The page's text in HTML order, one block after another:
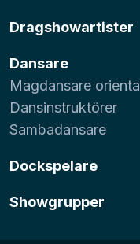
Dragshowartister
Dansare
Magdansare
Dansinstruktörer
Sambadansare
Dockspelare
Showgrupper